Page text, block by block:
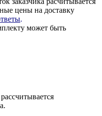
цены на доставку
.
может быть